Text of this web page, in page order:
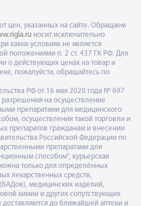
цен, указанных на сайте. Обращаем
носит исключительно
каких условиях не является
положениями п. 2 ст. 437 ГК РФ. Для
о действующих ценах на товар и
пожалуйста, обращайтесь по
РФ от 16 мая 2020 года № 697
на осуществление
препаратами для медицинского
осуществления такой торговли и
препаратов гражданам и внесении
Российской Федерации по
препаратами для
способом", курьерская
только для определённых
лекарственных средств,
медицинских изделий,
химии и других сопутствующих
до ближайшей аптеки и